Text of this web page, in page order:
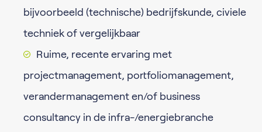
bijvoorbeeld (technische) bedrijfskunde, civiele
techniek of vergelijkbaar
Ruime, recente ervaring met
projectmanagement, portfoliomanagement,
verandermanagement en/of business
consultancy in de infra-/energiebranche